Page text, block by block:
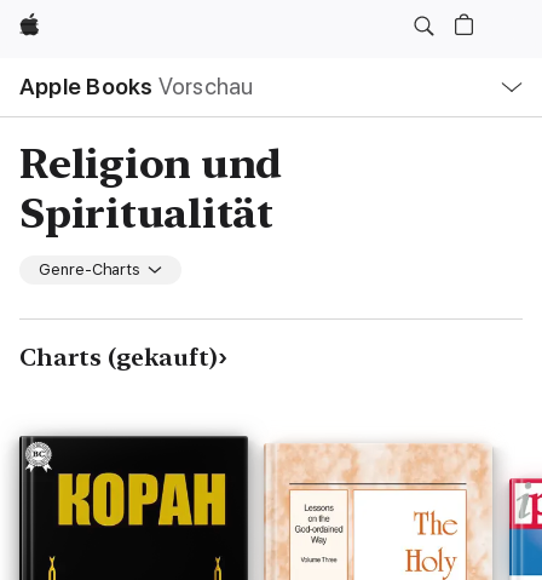
Apple
Apple Books Vorschau
Navigation
Menü
öffnen
Religion und
Spiritualität
Genre-Charts
Charts (gekauft)